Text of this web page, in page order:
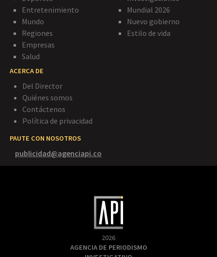
Entretenimiento
Mundo
Regiones
Empresas
Salud
Mundial 2026
Nuevo gobierno
Estilo de vida
ACERCA DE
Del Director
Quiénes somos
Contáctenos
Política de privacidad
PAUTE CON NOSOTROS
publicidad@agenciapi.co
2026
AGENCIA DE PERIODISMO